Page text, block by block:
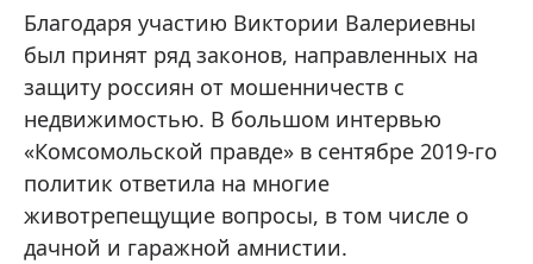
Благодаря участию Виктории Валериевны
был принят ряд законов, направленных на
защиту россиян от мошенничеств с
недвижимостью. В большом интервью
«Комсомольской правде» в сентябре 2019-го
политик ответила на многие
животрепещущие вопросы, в том числе о
дачной и гаражной амнистии.